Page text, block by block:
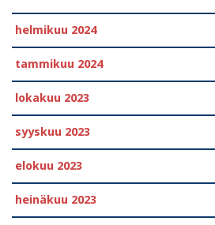
helmikuu 2024
tammikuu 2024
lokakuu 2023
syyskuu 2023
elokuu 2023
heinäkuu 2023